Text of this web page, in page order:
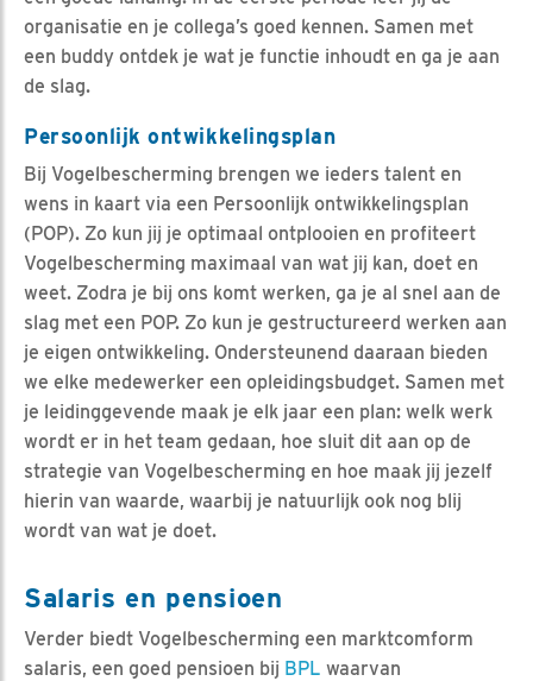
organisatie en je collega’s goed kennen. Samen met
een buddy ontdek je wat je functie inhoudt en ga je aan
de slag.
Persoonlijk ontwikkelingsplan
Bij Vogelbescherming brengen we ieders talent en
wens in kaart via een Persoonlijk ontwikkelingsplan
(POP). Zo kun jij je optimaal ontplooien en profiteert
Vogelbescherming maximaal van wat jij kan, doet en
weet. Zodra je bij ons komt werken, ga je al snel aan de
slag met een POP. Zo kun je gestructureerd werken aan
je eigen ontwikkeling. Ondersteunend daaraan bieden
we elke medewerker een opleidingsbudget. Samen met
je leidinggevende maak je elk jaar een plan: welk werk
wordt er in het team gedaan, hoe sluit dit aan op de
strategie van Vogelbescherming en hoe maak jij jezelf
hierin van waarde, waarbij je natuurlijk ook nog blij
wordt van wat je doet.
Salaris en pensioen
Verder biedt Vogelbescherming een marktcomform
salaris, een goed pensioen bij BPL waarvan